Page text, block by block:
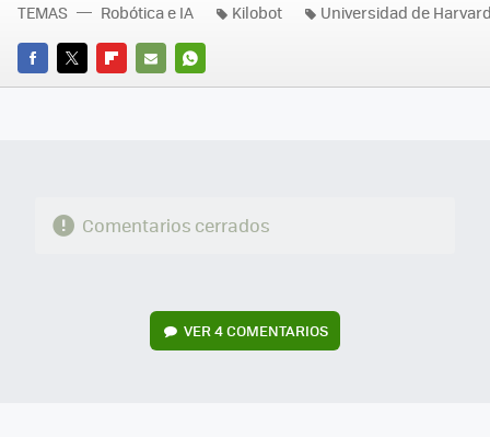
FACEBOOK
TWITTERFLIPBOARD
E-
WHATSAPP
TEMAS Robótica e IA Kilobot Universidad de
Comentarios cerrados
VER4 COMENTARIOS